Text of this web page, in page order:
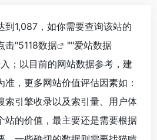
到1,087，如你需要查询该站的
击"5118数据 ""爱站数据
；以目前的网站数据参考，建
，更多网站价值评估因素如：
索引擎收录以及索引量、用户体
站的价值，最主要还是需要根据